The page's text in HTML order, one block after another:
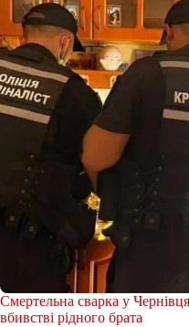
Смертельна сварка у
вбивстві рідного брата